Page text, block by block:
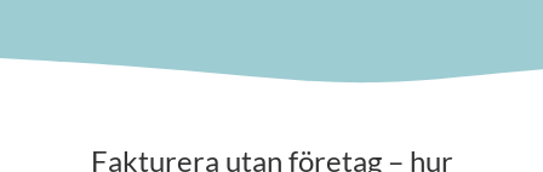
Fakturera utan företag – hur